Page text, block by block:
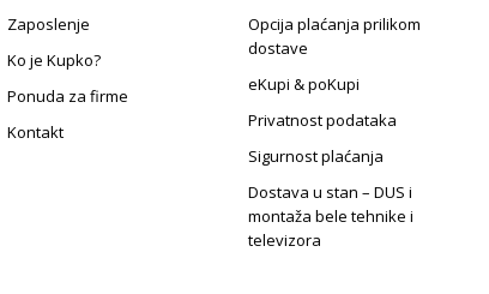
Zaposlenje
Ko je Kupko?
Ponuda za firme
Kontakt
Opcija plaćanja prilikom
dostave
eKupi & poKupi
Privatnost podataka
Sigurnost plaćanja
Dostava u stan – DUS i
montaža bele tehnike i
televizora